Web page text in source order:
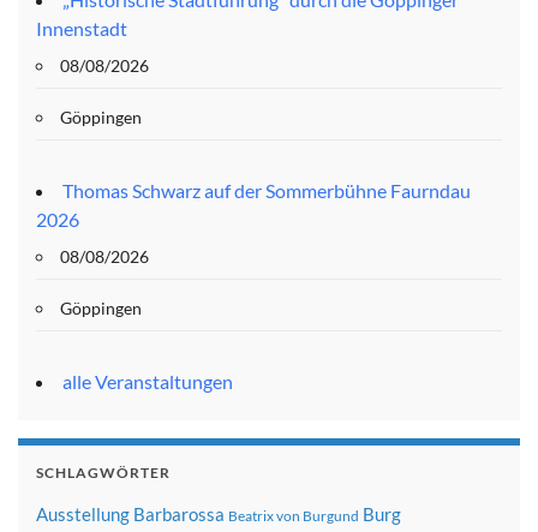
Innenstadt
08/08/2026
Göppingen
Thomas Schwarz auf der Sommerbühne Faurndau
2026
08/08/2026
Göppingen
alle Veranstaltungen
SCHLAGWÖRTER
Ausstellung Barbarossa Beatrix von Burgund Burg